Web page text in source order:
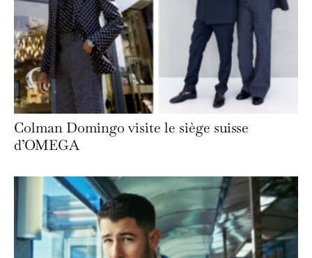
Colman Domingo visite le siège suisse
d’OMEGA